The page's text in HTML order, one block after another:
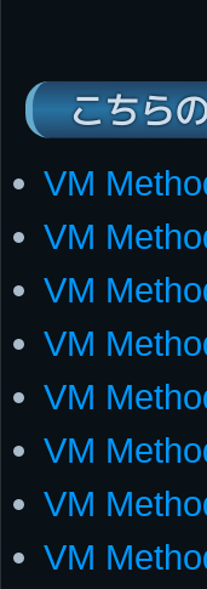
こちら
VM
VM
VM
VM
VM
VM
VM
VM